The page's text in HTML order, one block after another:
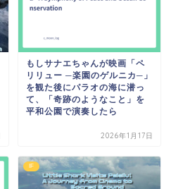
もしサナエちゃんが映画「ペ
リリュー ─楽園のゲルニカ─」
を観た後にパラオの海に潜っ
て、「奇跡のようなこと」を
平和公園で演奏したら
2026年1月17日
IF